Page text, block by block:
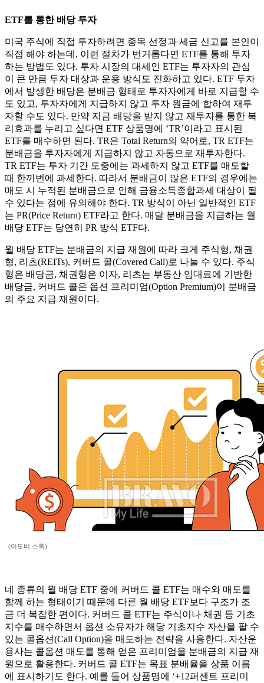
ETF를 통한 배당 투자
미국 주식에 직접 투자하려면 종목 선정과 세금 신고를 본인이
직접 해야 하는데, 이런 절차가 번거롭다면 ETF를 통해 투자
하는 방법도 있다. 투자 시장의 대세인 ETF는 투자자의 관심
이 큰 만큼 투자 대상과 운용 방식도 진화하고 있다. ETF 투자
에서 발생한 배당은 분배금 형태로 투자자에게 바로 지급할 수
도 있고, 투자자에게 지급하지 않고 투자 원금에 합하여 재투
자할 수도 있다. 만약 지금 배당을 받지 않고 재투자를 통한 복
리효과를 누리고 싶다면 ETF 상품명에 ‘TR’이라고 표시된
ETF를 매수하면 된다. TR은 Total Return의 약어로, TR ETF는
분배금을 투자자에게 지급하지 않고 자동으로 재투자한다.
TR ETF는 투자 기간 도중에는 과세하지 않고 ETF를 매도할
때 한꺼번에 과세한다. 따라서 분배금이 많은 ETF의 경우에는
매도 시 누적된 분배금으로 인해 금융소득종합과세 대상이 될
수 있다는 점에 유의해야 한다. TR 방식이 아닌 일반적인 ETF
는 PR(Price Return) ETF라고 한다. 매달 분배금을 지급하는 월
배당 ETF는 당연히 PR 방식 ETF다.
월 배당 ETF는 분배금의 지급 재원에 따라 크게 주식형, 채권
형, 리츠(REITs), 커버드 콜(Covered Call)로 나눌 수 있다. 주식
형은 배당금, 채권형은 이자, 리츠는 부동산 임대료에 기반한
배당금, 커버드 콜은 옵션 프리미엄(Option Premium)이 분배금
의 주요 지급 재원이다.
(어도비 스톡)
네 종류의 월 배당 ETF 중에 커버드 콜 ETF는 매수와 매도를
함께 하는 형태이기 때문에 다른 월 배당 ETF보다 구조가 조
금 더 복잡한 편이다. 커버드 콜 ETF는 주식이나 채권 등 기초
지수를 매수하면서 옵션 소유자가 해당 기초지수 자산을 팔 수
있는 콜옵션(Call Option)을 매도하는 전략을 사용한다. 자산운
용사는 콜옵션 매도를 통해 얻은 프리미엄을 분배금의 지급 재
원으로 활용한다. 커버드 콜 ETF는 목표 분배율을 상품 이름
에 표시하기도 한다. 예를 들어 상품명에 ‘+12퍼센트 프리미